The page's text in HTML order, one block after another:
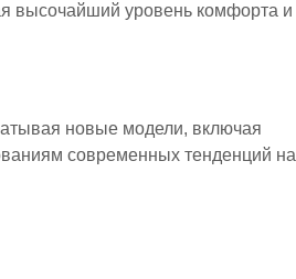
высочайший уровень комфорта и
новые модели, включая
современных тенденций на